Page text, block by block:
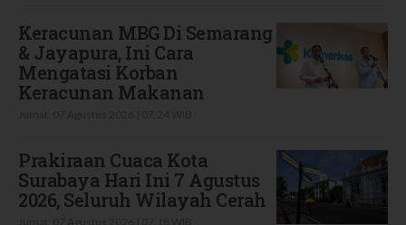
Keracunan MBG Di Semarang
& Jayapura, Ini Cara
Mengatasi Korban
Keracunan Makanan
Prakiraan Cuaca Kota
Surabaya Hari Ini 7 Agustus
2026, Seluruh Wilayah Cerah